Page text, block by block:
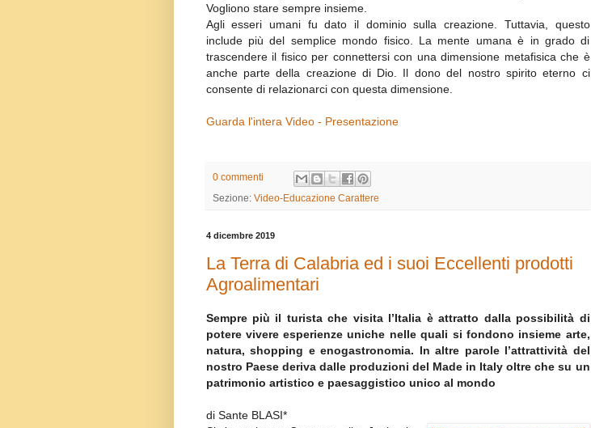
Vogliono stare sempre insieme.
Agli esseri umani fu dato il dominio sulla creazione. Tuttavia, questo
include più del semplice mondo fisico. La mente umana è in grado di
trascendere il fisico per connettersi con una dimensione metafisica che è
anche parte della creazione di Dio. Il dono del nostro spirito eterno ci
consente di relazionarci con questa dimensione.
Guarda l'intera Video - Presentazione
0 commenti
Sezione: Video-Educazione Carattere
4 dicembre 2019
La Terra di Calabria ed i suoi Eccellenti prodotti
Agroalimentari
Sempre più il turista che visita l’Italia è attratto dalla possibilità di
potere vivere esperienze uniche nelle quali si fondono insieme arte,
natura, shopping e enogastronomia. In altre parole l’attrattività del
nostro Paese deriva dalle produzioni del Made in Italy oltre che su un
patrimonio artistico e paesaggistico unico al mondo
di Sante BLASI*